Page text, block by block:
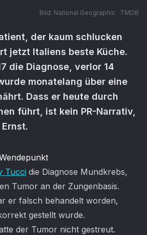
Bild: National Geographic · TMDB
der kaum schlucken
jetzt Italiens beste Küche.
die Diagnose, verlor 14
monatelang über eine
Dass er heute durch
führt, ist kein PR-Narrativ,
Tucci die Diagnose Mundkrebs,
Tumor an der Zungenbasis.
er falsch behandelt worden,
gestellt wurde.
der Tumor nicht gestreut.